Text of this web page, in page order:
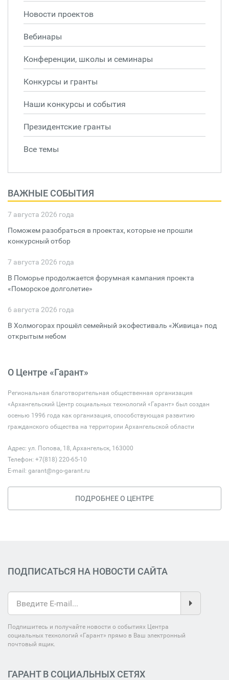
Новости проектов
Вебинары
Конференции, школы и семинары
Конкурсы и гранты
Наши конкурсы и события
Президентские гранты
Все темы
ВАЖНЫЕ СОБЫТИЯ
7 августа 2026 года
Поможем разобраться в проектах, которые не прошли
конкурсный отбор
7 августа 2026 года
В Поморье продолжается форумная кампания проекта
«Поморское долголетие»
6 августа 2026 года
В Холмогорах прошёл семейный экофестиваль «Живица» под
открытым небом
О Центре «Гарант»
Региональная благотворительная общественная организация
«Архангельский Центр социальных технологий «Гарант» был создан
осенью 1996 года как организация, способствующая развитию
гражданского общества на территории Архангельской области
Адрес: ул. Попова, 18, Архангельск, 163000
Телефон: +7(818) 220-65-10
E-mail: garant@ngo-garant.ru
ПОДРОБНЕЕ О ЦЕНТРЕ
ПОДПИСАТЬСЯ НА НОВОСТИ САЙТА
Подпишитесь и получайте новости о событиях Центра
социальных технологий «Гарант» прямо в Ваш электронный
почтовый ящик.
ГАРАНТ В СОЦИАЛЬНЫХ СЕТЯХ